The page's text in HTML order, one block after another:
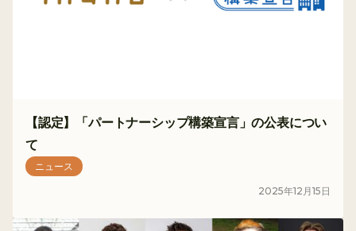
【認定】「パートナーシップ構築宣言」の公表につい
て
ニュース
2025年12 月15 日